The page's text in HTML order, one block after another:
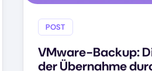
POST
VMware-Backup:
der Übernahme